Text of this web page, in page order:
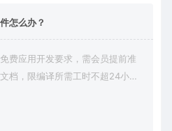
怎么办？
费应用开发要求，需会员提前准
档，限编译所需工时不超24小